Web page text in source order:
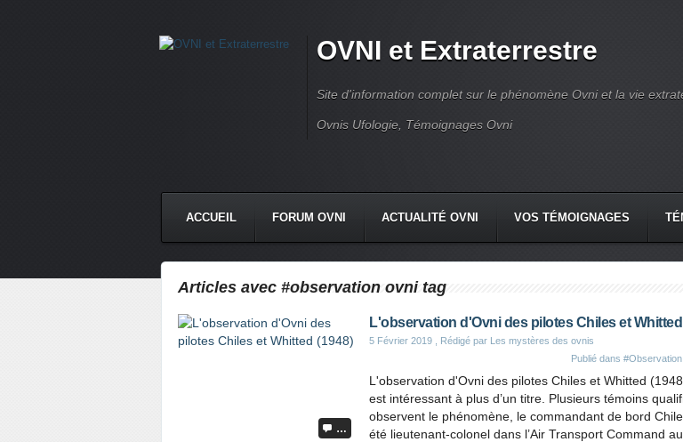
OVNI et Extraterrestre
Site d'information complet sur le phénomène Ovni et la vie
Ovnis Ufologie, Témoignages Ovni
ACCUEIL FORUM OVNI ACTUALITÉ OVNI VOS TÉMOIGNAGES
Articles avec #observation ovni tag
…
L'observation d'Ovni des pilotes Chiles et Whitted
5 Février 2019 , Rédigé par Les mystères des ovnis
Publié dans
L'observation d'Ovni des pilotes Chiles et Whitted
est intéressant à plus d’un titre. Plusieurs témoins
observent le phénomène, le commandant de bord
été lieutenant-colonel dans l’Air Transport Command